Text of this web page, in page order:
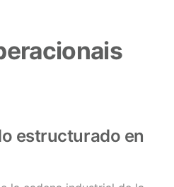
estructurado en